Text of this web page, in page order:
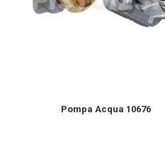
Pompa Acqua 10676